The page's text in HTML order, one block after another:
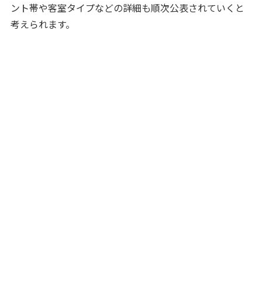
ント帯や客室タイプなどの詳細も順次公表されていくと
考えられます。